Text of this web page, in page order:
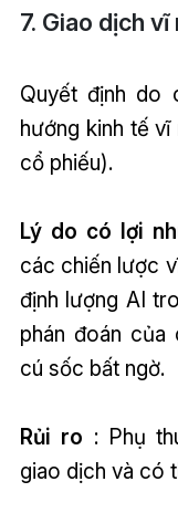
7. Giao dịch
Quyết định do
hướng kinh tế
cổ phiếu).
Lý do có lợi
các chiến lược
định lượng AI
phán đoán của
cú sốc bất ngờ.
Rủi ro : Phụ
giao dịch và có